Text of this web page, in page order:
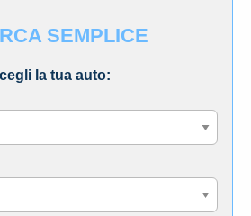
SEMPLICE
la tua auto: